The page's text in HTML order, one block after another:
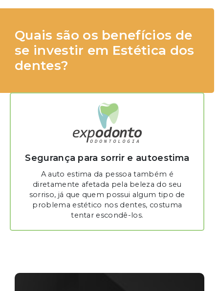
Quais são os benefícios de
se investir em Estética dos
dentes?
Segurança para sorrir e autoestima
A auto estima da pessoa também é
diretamente afetada pela beleza do seu
sorriso, já que quem possui algum tipo de
problema estético nos dentes, costuma
tentar escondê-los.